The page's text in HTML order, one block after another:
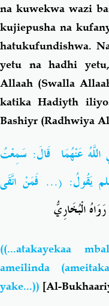
na kuwekwa wazi
kujiepusha na
hatukufundishwa.
yetu na hadhi
Allaah (Swalla
katika Hadiyth
Bashiyr (Radhwiya
اللَّهُ عَنْهُمَا قَالَ: سَمِعْتُ
يَقُولُ: (... فَمَنْ اتَّقَى
رَوَاهُ الْبُخَارِيُّ
((...atakayekaa
ameilinda
yake...)) [Al-